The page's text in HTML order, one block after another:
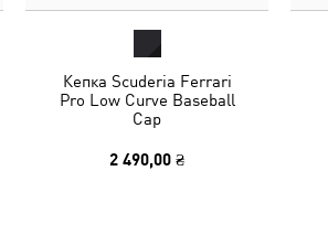
Кепка Scuderia Ferrari
Pro Low Curve Baseball
Cap
2 490,00 ₴